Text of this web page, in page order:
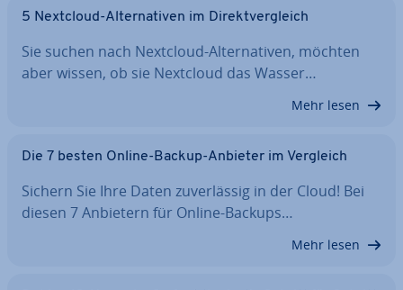
5 Nextcloud-Al­ter­na­ti­ven im Di­rekt­ver­gleich
Sie suchen nach Nextcloud-Al­ter­na­ti­ven, möchten
aber wissen, ob sie Nextcloud das Wasser…
Mehr lesen
Die 7 besten Online-Backup-Anbieter im Vergleich
Sichern Sie Ihre Daten zu­ver­läs­sig in der Cloud! Bei
diesen 7 Anbietern für Online-Backups…
Mehr lesen